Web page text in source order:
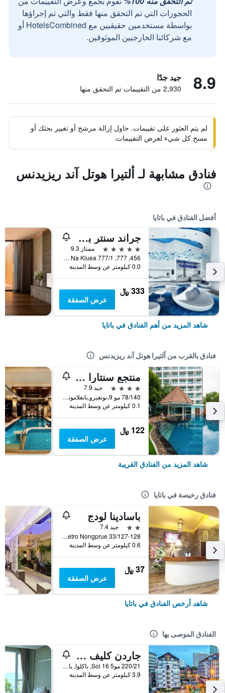
الحجوزات التي تم التحقق منها فقط والتي تم إجراؤها
بواسطة مستخدمين حقيقيين مع HotelsCombined أو
مع شركائنا الخارجيين الموثوقين.
8.9 جيد جدًا
2,930 من التقييمات تم التحقق منها
لم يتم العثور على تقييمات. حاول إزالة مرشح أو تغيير بحثك أو
مسح كل شيء لعرض التقييمات.
فنادق مشابهة لـ ألتيرا هوتل آند ريزيدنس
أفضل الفنادق في باتايا
جراند سنتر بوينت باتايا
5 نجوم
ممتاز 9.3
456, 777, 777/1 M.6 Na Kluea, باتايا, تايلاند
0.0 كيلومتر عن وسط المدينة
333 ﷼
عرض الصفقة
شاهد المزيد من أهم الفنادق في باتايا
فنادق بالقرب من ألتيرا هوتل آند ريزيدنس
منتجع سنتارا باتايا
4 نجوم
جيد 7.9
78/140 مو 9،نونغبرو,بانغلامونغ, باتايا, تايلاند
0.1 كيلومتر عن وسط المدينة
122 ﷼
عرض الصفقة
شاهد المزيد من الفنادق القريبة
فنادق رخيصة في باتايا
باسادينا لودج
2 نجمتين
جيد 7.4
33/127-128 Moo 10 Soi Lk Metro Nongprue, باتايا, تايلاند
0.6 كيلومتر عن وسط المدينة
37 ﷼
عرض الصفقة
شاهد أرخص الفنادق في باتايا
الفنادق الموصى بها
جاردن كليف ريزورت آند سبا
220/21 مو5 Soi 16, ناكلوا, بانغلامونغ, باتايا, تايلاند
3.9 كيلومتر عن وسط المدينة